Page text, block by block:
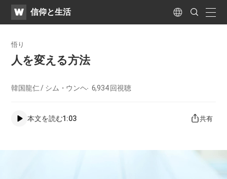
WATV​信仰と生活 Language
Search
Submit
悟り
人を変える方法
韓国龍仁 / シム・ウンヘ 6,934 回視聴
本文を読む1:03 共有